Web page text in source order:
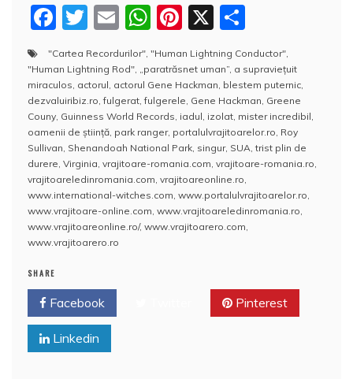
F
a
c
e
b
o
o
k
T
w
itt
er
E
m
ai
l
W
h
at
s
A
p
p
Pi
nt
er
e
st
X
a
rt
aj
e
a
z
ă
"Cartea Recordurilor" "Human Lightning Conductor"
"Human Lightning Rod"
„paratrăsnet uman” a supravieţuit
miraculos actorul actorul Gene Hackman blestem puternic
dezvaluiribiz.ro ,fulgerat ,fulgerele Gene Hackman Greene
Couny Guinness World Records iadul izolat mister incredibil
oamenii de ştiinţă park ranger, portalulvrajitoarelor.ro Roy
Sullivan Shenandoah National Park singur, SUA ,trist plin de
durere Virginia vrajitoare-romania.com vrajitoare-romania.ro
vrajitoareledinromania.com vrajitoareonline.ro
www.international-witches.com www.portalulvrajitoarelor.ro
www.vrajitoare-online.com www.vrajitoareledinromania.ro
www.vrajitoareonline.ro/, www.vrajitoarero.com
www.vrajitoarero.ro
SHARE
Facebook Pinterest
Linkedin